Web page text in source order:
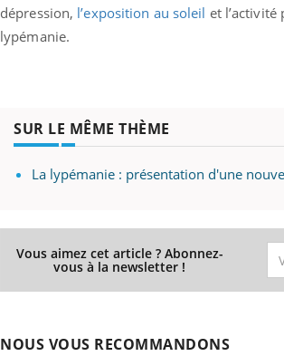
dépression, l’exposition au soleil et
lypémanie.
SUR LE MÊME THÈME
La lypémanie : présentation d'une
Vous aimez cet article ? Abonnez-
vous à la newsletter !
NOUS VOUS RECOMMANDONS